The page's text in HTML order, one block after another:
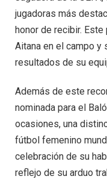
jugadoras más
honor de recibir.
Aitana en el campo y
resultados de su
Además de este
nominada para el
ocasiones, una
fútbol femenino
celebración de su
reflejo de su arduo